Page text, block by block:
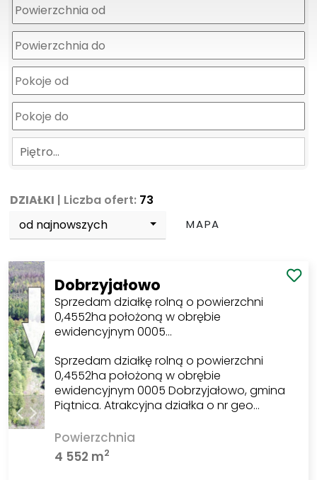
Piętro…
DZIAŁKI | Liczba ofert: 73
od najnowszych
MAPA
Dobrzyjałowo
Sprzedam działkę rolną o powierzchni
0,4552ha położoną w obrębie
ewidencyjnym 0005…
Sprzedam działkę rolną o powierzchni
0,4552ha położoną w obrębie
ewidencyjnym 0005 Dobrzyjałowo, gmina
Piątnica. Atrakcyjna działka o nr geo…
Powierzchnia
4 552 m2